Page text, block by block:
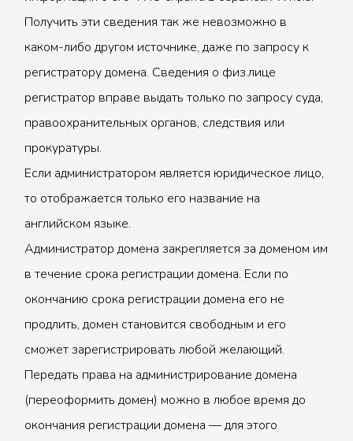
Получить эти сведения так же невозможно в
каком-либо другом источнике, даже по запросу к
регистратору домена. Сведения о физ.лице
регистратор вправе выдать только по запросу суда,
правоохранительных органов, следствия или
прокуратуры.
Если администратором является юридическое лицо,
то отображается только его название на
английском языке.
Администратор домена закрепляется за доменом им
в течение срока регистрации домена. Если по
окончанию срока регистрации домена его не
продлить, домен становится свободным и его
сможет зарегистрировать любой желающий.
Передать права на администрирование домена
(переоформить домен) можно в любое время до
окончания регистрации домена — для этого